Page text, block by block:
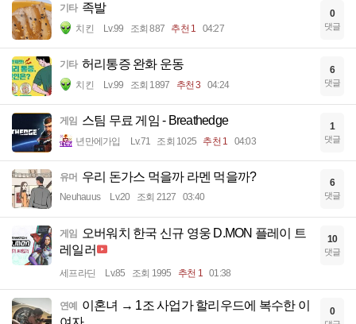
기타 족발
치킨 Lv.99 조회 887 추천 1 04:27
0
댓글
기타 허리통증 완화 운동
치킨 Lv.99 조회 1897 추천 3 04:24
6
댓글
게임 스팀 무료 게임 - Breathedge
년만에가입 Lv.71 조회 1025 추천 1 04:03
1
댓글
유머 우리 돈가스 먹을까 라멘 먹을까?
Neuhauus Lv.20 조회 2127 03:40
6
댓글
게임
오버워치 한국 신규 영웅 D.MON 플레이 트
레일러
세프라딘 Lv.85 조회 1995 추천 1 01:38
10
댓글
연예
이혼녀 → 1조 사업가 할리우드에 복수한 이
0